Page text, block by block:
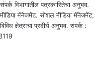
विभागातील पत्रकारितेचा अनुभव.
मॅनेजमेंट. सोशल मीडिया मॅनेजमेंट,
क्षेत्राचा प्रदीर्घ अनुभव. संपर्क :